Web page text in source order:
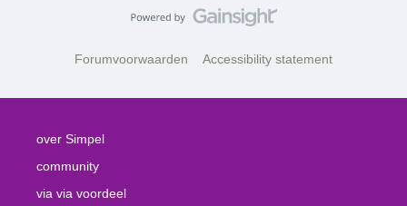
Forumvoorwaarden Accessibility statement
over Simpel
community
via via voordeel